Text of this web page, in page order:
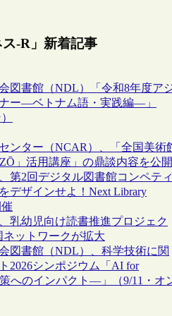
ス-R」新着記事
図書館（NDL）「令和8年度ア
ー―ベトナム語・実践編―」
ンター（NCAR）、「全国美術
」活用講座」の鼎談内容を公開
第2回デジタル図書館コンペティ
デザインせよ！Next Library
乳幼児向け読書推進プロジェク
ネットワークが拡大
図書館（NDL）、科学技術に関
2026シンポジウム「AI for
へのインパクト―」（9/11・オ